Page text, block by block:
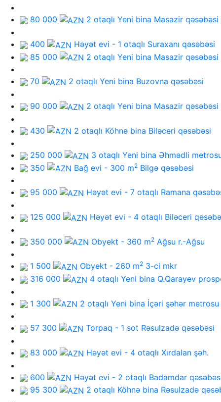
80 000 2 otaqlı Yeni bina Masazir qəsəbəsi
400 Həyət evi - 1 otaqlı Suraxanı qəsəbəsi
85 000
2 otaqlı Yeni bina Masazir qəsəbəsi
70 2 otaqlı Yeni bina Buzovna qəsəbəsi
90 000 2 otaqlı Yeni bina Masazir qəsəbəsi
430 2 otaqlı Köhnə bina Biləceri qəsəbəsi
250 000 3 otaqlı Yeni bina Əhmədli
350
Bağ evi - 300 m2 Bilgə qəsəbəsi
95 000 Həyət evi - 7 otaqlı Ramana
125 000 Həyət evi - 4 otaqlı Biləceri
350 000 Obyekt - 360 m2 Ağsu r.-Ağsu
1 500 Obyekt - 260 m2 3-ci mkr
316 000
4 otaqlı Yeni bina Q.Qarayev
1 300 2 otaqlı Yeni bina İçəri şəhər metrosu
57 300 Torpaq - 1 sot Rəsulzadə qəsəbəsi
83 000 Həyət evi - 4 otaqlı Xırdalan şəh.
600 Həyət evi - 2 otaqlı Badamdar
95 300
2 otaqlı Köhnə bina Rəsulzadə